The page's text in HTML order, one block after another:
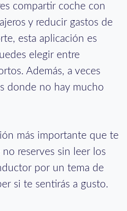
compartir coche con
y reducir gastos de
esta aplicación es
elegir entre
Además, a veces
donde no hay mucho
más importante que te
reserves sin leer los
por un tema de
si te sentirás a gusto.